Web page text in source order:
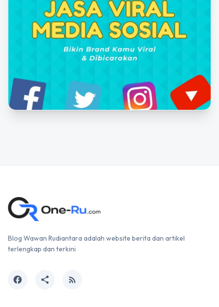
Blog Wawan Rudiantara adalah website berita dan artikel
terlengkap dan terkini
facebook share rss_feed